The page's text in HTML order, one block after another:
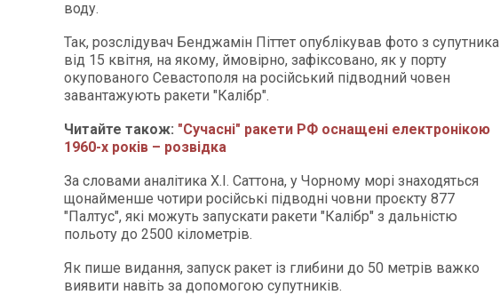
воду.
Так, розслідувач Бенджамін Піттет опублікував фото з супутника
від 15 квітня, на якому, ймовірно, зафіксовано, як у порту
окупованого Севастополя на російський підводний човен
завантажують ракети "Калібр".
Читайте також: "Сучасні" ракети РФ оснащені електронікою
1960-х років – розвідка
За словами аналітика Х.І. Саттона, у Чорному морі знаходяться
щонайменше чотири російські підводні човни проєкту 877
"Палтус", які можуть запускати ракети "Калібр" з дальністю
польоту до 2500 кілометрів.
Як пише видання, запуск ракет із глибини до 50 метрів важко
виявити навіть за допомогою супутників.